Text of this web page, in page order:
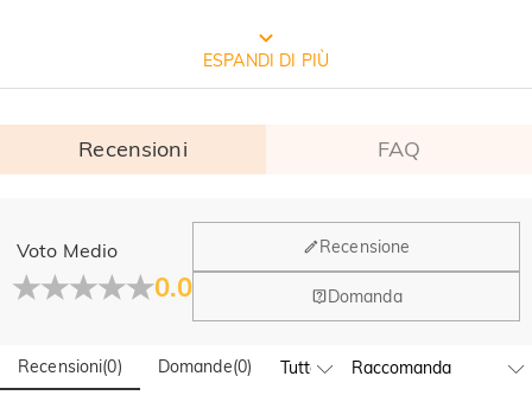
CONFEZIONE GRATUITA JEULIA
ESPANDI DI PIÙ
Recensioni FAQ
Voto Medio
0.0
Recensione
Domanda
Recensioni(0) Domande(0)
Generale
Dove si trova la tua azienda?
La sede principale è a Los Angeles, in California, mentre il
Kong.
Sì! Attualmente abbiamo un flagship store in Spagna e un
pop-up store a Singapore, dove i clienti locali possono fare